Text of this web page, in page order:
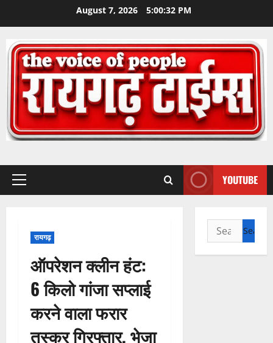
August 7, 2026 5:00:34 PM
Primary
YOUTUBE
रायगढ़
ऑपरेशन क्लीन हंट:
6 किलो गांजा सप्लाई
करने वाला फरार
तस्कर गिरफ्तार, भेजा
Search
for: